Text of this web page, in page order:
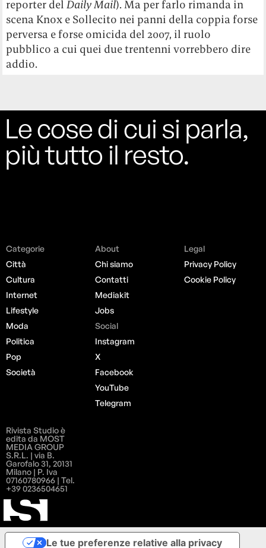
reporter delDaily Mail). Ma per farlo rimanda in
scena Knox e Sollecito nei panni della coppia forse
perversa e forse omicida del 2007, il ruolo
pubblico a cui quei due trentenni vorrebbero dire
addio.
Le cose di cui si parla,
più tutto il resto.
Categorie
Città
Cultura
Internet
Lifestyle
Moda
Politica
Pop
Società
About
Chi siamo
Contatti
Mediakit
Jobs
Social
Instagram
X
Facebook
YouTube
Telegram
Legal
Privacy Policy
Cookie Policy
Rivista Studio è
edita da MOST
MEDIA GROUP
S.R.L. | via B.
Garofalo 31, 20131
Milano | P. Iva
07160780966 | Tel.
+39 0236504651
Le tue preferenze relative alla privacy